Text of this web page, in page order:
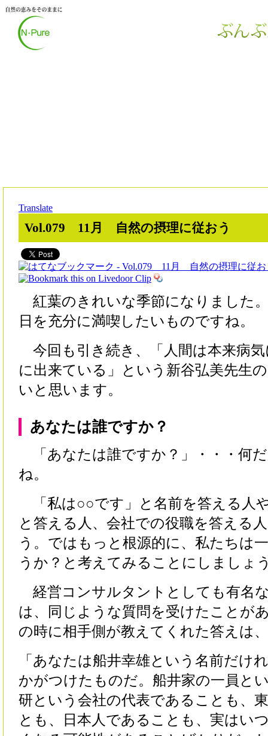
Translate
Vol.079 11月 自然の摂理に従おう
紅葉のきれいな季節になりました
日を充分に満喫したいものですね。
今回も引き続き、「人間は本来病
に出来ている」という新谷弘美先生
いと思います。
あなたは誰ですか？
「あなたは誰ですか？」・・・何
ね。
「私は○○です」と名前を答える人
と答える人、会社での役職を答える
う。ではもっと根源的に、私たちは
うか？と考えてみることにしましょ
経営コンサルタントとしても有名
は、同じような質問を受けたことが
の時に相手側が教えてくれた答えは、
「あなたは船井幸雄という名前だけ
かがつけたものだ。船井家の一員と
研という会社の代表であることも、
とも、日本人であることも、実はい